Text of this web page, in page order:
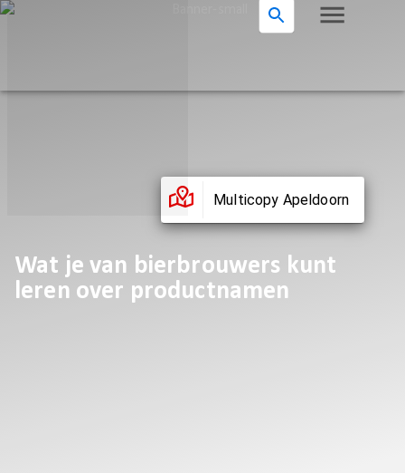
Multicopy Apeldoorn
Wat je van bierbrouwers kunt
leren over productnamen